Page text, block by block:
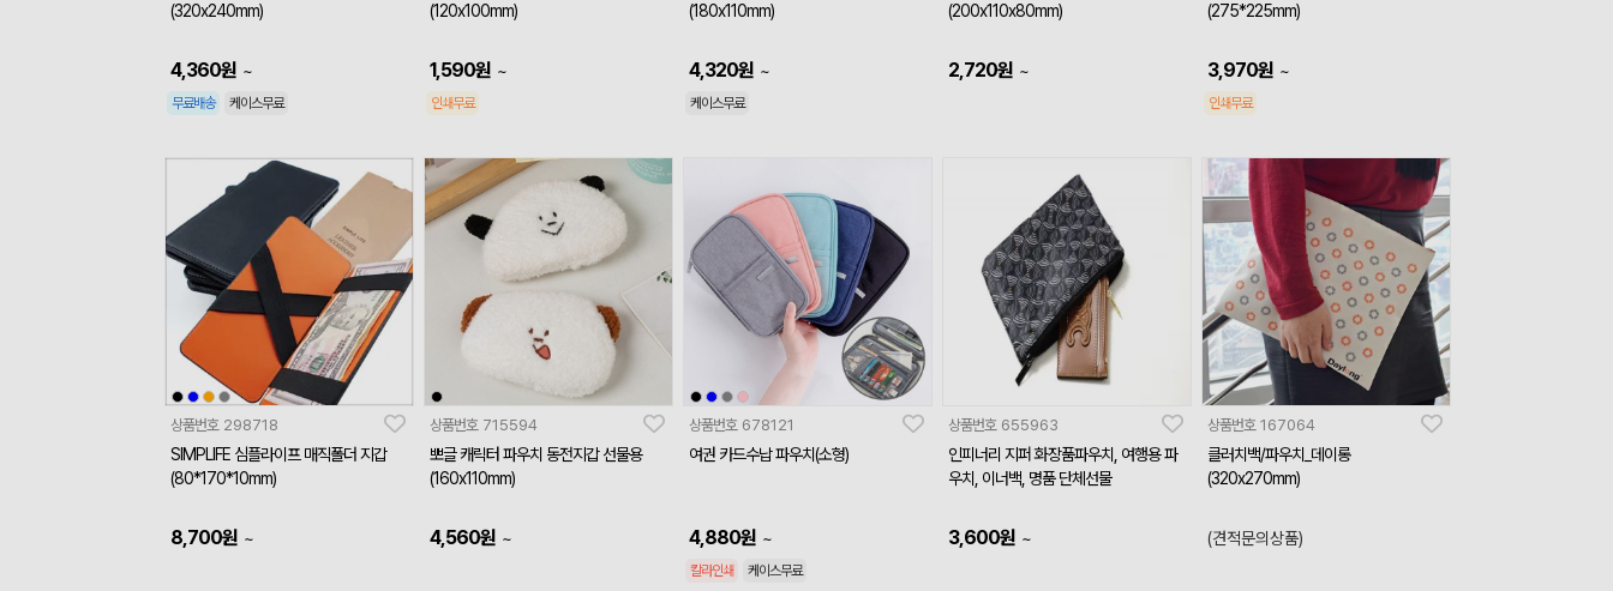
(320x240mm)
4,360원 ~
무료배송 케이스무료
(120x100mm)
1,590원 ~
인쇄무료
(180x110mm)
4,320원 ~
케이스무료
(200x110x80mm)
2,720원 ~
(275*225mm)
3,970원 ~
인쇄무료
상품번호 298718
SIMPLIFE 심플라이프 매직폴더 지갑
(80*170*10mm)
8,700원 ~
상품번호 715594
뽀글 캐릭터 파우치 동전지갑 선물용
(160x110mm)
4,560원 ~
상품번호 678121
여권 카드수납 파우치(소형)
4,880원 ~
칼라인쇄 케이스무료
상품번호 655963
인피너리 지퍼 화장품파우치, 여행용 파
우치, 이너백, 명품 단체선물
3,600원 ~
상품번호 167064
클러치백/파우치_데이롱
(320x270mm)
(견적문의상품)